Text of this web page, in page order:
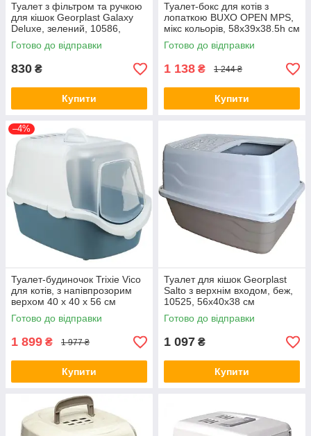
Туалет з фільтром та ручкою
для кішок Georplast Galaxy
Deluxe, зелений, 10586,
45х36х31,5 см
Готово до відправки
830 ₴
Купити
Туалет-бокс для котів з
лопаткою BUXO OPEN MPS,
мікс кольорів, 58x39x38.5h см
(*)
Готово до відправки
1 138 ₴ 1 244 ₴
Купити
–4%
Туалет-будиночок Trixie Vico
для котів, з напівпрозорим
верхом 40 х 40 х 56 см
блакитно-білий (*)
Готово до відправки
1 899 ₴ 1 977 ₴
Купити
Туалет для кішок Georplast
Salto з верхнім входом, беж,
10525, 56х40х38 см
Готово до відправки
1 097 ₴
Купити